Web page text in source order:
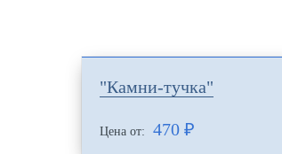
"Камни-тучка"
Цена от: 470 ₽